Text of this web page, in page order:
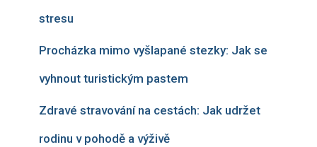
stresu
Procházka mimo vyšlapané stezky: Jak se
vyhnout turistickým pastem
Zdravé stravování na cestách: Jak udržet
rodinu v pohodě a výživě